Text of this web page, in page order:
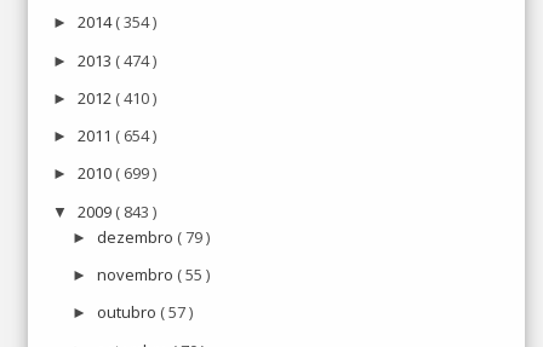
► 2014( 354 )
► 2013 ( 474 )
► 2012 ( 410 )
► 2011 ( 654 )
► 2010 ( 699 )
▼ 2009 ( 843 )
► dezembro ( 79 )
► novembro ( 55 )
► outubro ( 57 )